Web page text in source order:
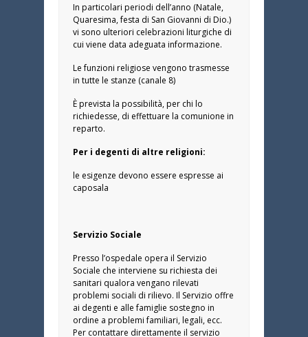
In particolari periodi dell’anno (Natale,
Quaresima, festa di San Giovanni di Dio.)
vi sono ulteriori celebrazioni liturgiche di
cui viene data adeguata informazione.
Le funzioni religiose vengono trasmesse
in tutte le stanze (canale 8)
È prevista la possibilità, per chi lo
richiedesse, di effettuare la comunione in
reparto.
Per i degenti di altre religioni:
le esigenze devono essere espresse ai
caposala
Servizio Sociale
Presso l’ospedale opera il Servizio
Sociale che interviene su richiesta dei
sanitari qualora vengano rilevati
problemi sociali di rilievo. Il Servizio offre
ai degenti e alle famiglie sostegno in
ordine a problemi familiari, legali, ecc.
Per contattare direttamente il servizio